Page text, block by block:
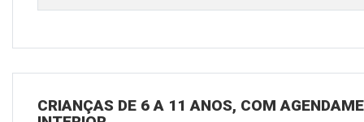
CRIANÇAS DE 6 A 11 ANOS, COM